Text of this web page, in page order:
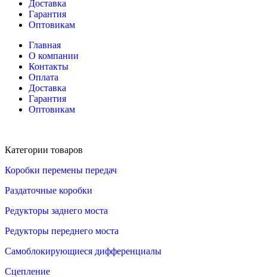
Доставка
Гарантия
Оптовикам
Главная
О компании
Контакты
Оплата
Доставка
Гарантия
Оптовикам
Категории товаров
Коробки перемены передач
Раздаточные коробки
Редукторы заднего моста
Редукторы переднего моста
Самоблокирующиеся дифференциалы
Сцепление